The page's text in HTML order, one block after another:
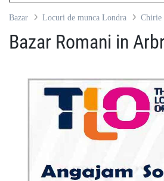
Bazar Locuri de munca Londra Chirie
Bazar Romani in